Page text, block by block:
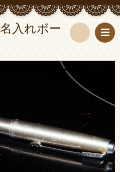
入れボー
索